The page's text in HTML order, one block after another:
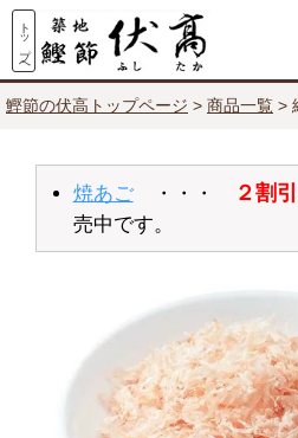
焼あご・・・ ２割
売中です。
鰹節の伏高トップページ 商品一覧